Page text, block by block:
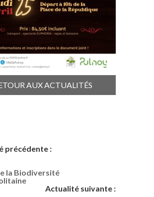
AUX ACTUALITÉS
précédente :
la Biodiversité
Actualité suivante :